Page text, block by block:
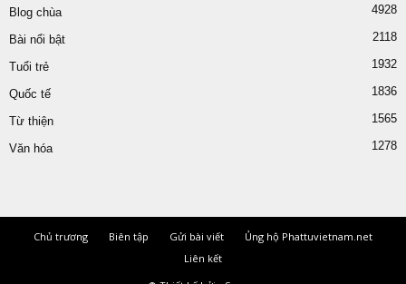
Blog chùa 4928
Bài nổi bật 2118
Tuổi trẻ 1932
Quốc tế 1836
Từ thiện 1565
Văn hóa 1278
Chủ trương Biên tập Gửi bài viết
Ủng hộ Phattuvietnam.net
Liên kết